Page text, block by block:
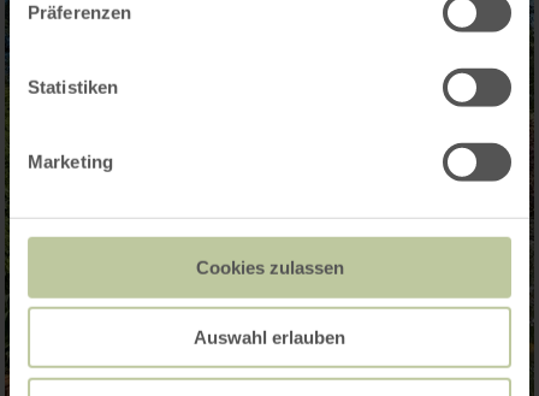
Präferenzen
Statistiken
Marketing
Cookies zulassen
Auswahl erlauben